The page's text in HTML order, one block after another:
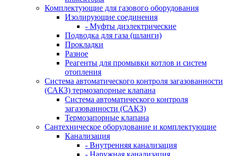
Комплектующие для газового оборудования
Изолирующие соединения
- Муфты диэлектрические
Подводка для газа (шланги)
Прокладки
Разное
Реагенты для промывки котлов и систем
отопления
Система автоматического контроля загазованности
(САКЗ) термозапорные клапана
Система автоматического контроля
загазованности (САКЗ)
Термозапорные клапана
Сантехническое оборудование и комплектующие
Канализация
- Внутренняя канализация
- Наружная канализация